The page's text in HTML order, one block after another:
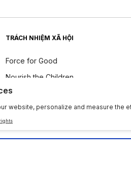
TRÁCH NHIỆM XÃ HỘI
Force for Good
Nourish the Children
Tính Bền Vững
Triết Lý Về Thành Phần